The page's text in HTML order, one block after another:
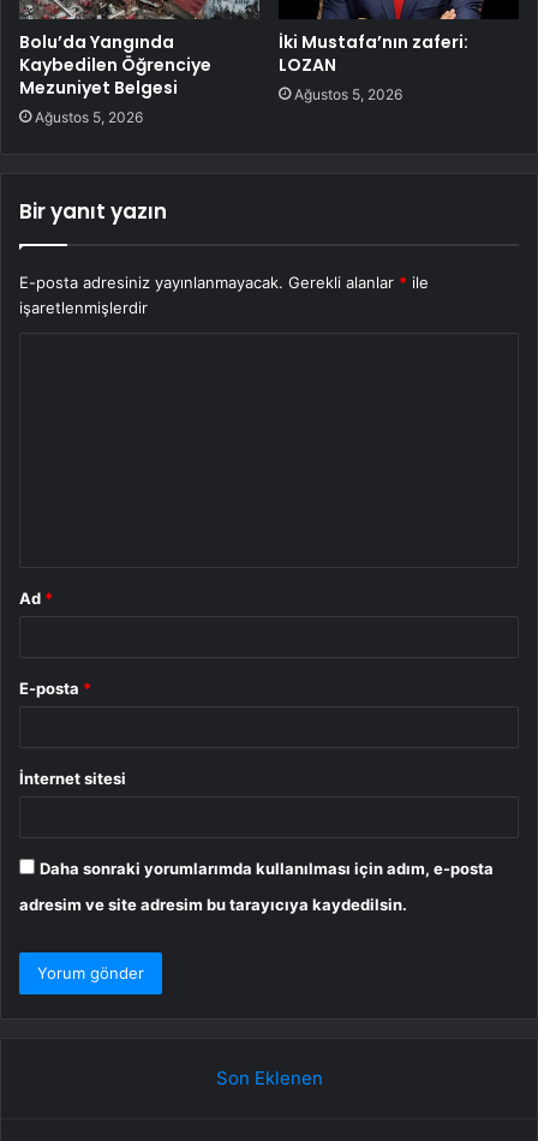
Bolu’da Yangında
Kaybedilen Öğrenciye
Mezuniyet Belgesi
Ağustos 5, 2026
İki Mustafa’nın zaferi:
LOZAN
Ağustos 5, 2026
Bir yanıt yazın
E-posta adresiniz yayınlanmayacak. Gerekli alanlar * ile
işaretlenmişlerdir
Ad *
E-posta *
İnternet sitesi
Daha sonraki yorumlarımda kullanılması için adım, e-posta
adresim ve site adresim bu tarayıcıya kaydedilsin.
Son Eklenen